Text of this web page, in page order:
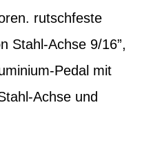
rutschfeste
Stahl-Achse 9/16”,
Pedal mit
Achse und